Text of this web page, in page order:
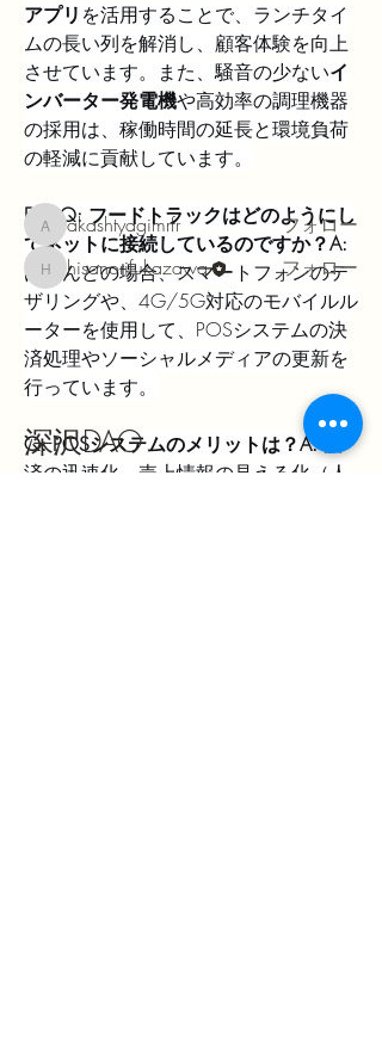
アプリ を活用することで、ランチタイ
ムの長い列を解消し、顧客体験を向上
させています。また、騒音の少ないイ
ンバーター発電機や高効率の調理機器
の採用は、稼働時間の延長と環境負荷
の軽減に貢献しています。
FAQQ: フードトラックはどのようにし
てネットに接続しているのですか？A:
ほとんどの場合、スマートフォンのテ
ザリングや、4G/5G対応のモバイルル
ーターを使用して、POSシステムの決
済処理やソーシャルメディアの更新を
行っています。
Q: POSシステムのメリットは？A: 決
済の迅速化、売上情報の見える化（人
グループについて
グループへようこそ！他のメンバーと
交流したり、最新情報を入手したり、
動画をシェアすることができます。
akashtyagimrfr
akashtyagimrfr フォロー
hisanorifukazawa
hisanorifukazawa
フォロー
すべてのメンバーを表示（2名）
深沢DAO